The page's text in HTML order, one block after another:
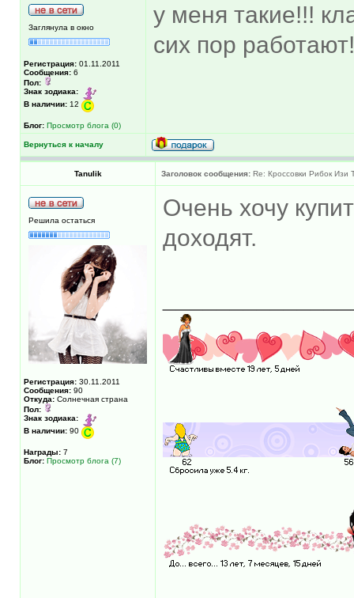
Заглянула в окно
Регистрация: 01.11.2011
Сообщения: 6
Пол:
Знак зодиака:
В наличии: 12
Блог: Просмотр блога (0)
у меня такие!!!
сих пор
Вернуться к началу
Tanulik Заголовок сообщения: Re: Кроссовки Рибок Изи
Решила остаться
Регистрация: 30.11.2011
Сообщения: 90
Откуда: Солнечная страна
Пол:
Знак зодиака:
В наличии: 90
Награды: 7
Блог: Просмотр блога (7)
Очень хочу
доходят.